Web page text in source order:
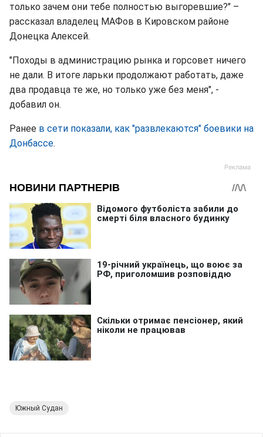
только зачем они тебе полностью выгоревшие?" –
рассказал владелец МАФов в Кировском районе
Донецка Алексей.
"Походы в администрацию рынка и горсовет ничего
не дали. В итоге ларьки продолжают работать, даже
два продавца те же, но только уже без меня", -
добавил он.
Ранее в сети показали, как "развлекаются" боевики на
Донбассе.
Южный Судан